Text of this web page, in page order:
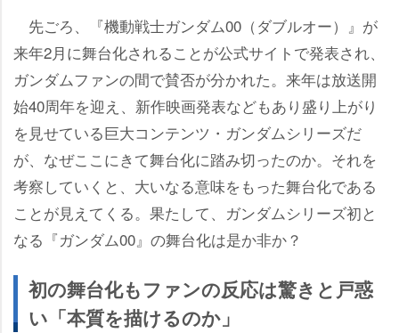
先ごろ、『機動戦士ガンダム00（ダブルオー）』が
来年2月に舞台化されることが公式サイトで発表され、
ガンダムファンの間で賛否が分かれた。来年は放送開
始40周年を迎え、新作映画発表などもあり盛り上がり
を見せている巨大コンテンツ・ガンダムシリーズだ
が、なぜここにきて舞台化に踏み切ったのか。それを
考察していくと、大いなる意味をもった舞台化である
ことが見えてくる。果たして、ガンダムシリーズ初と
なる『ガンダム00』の舞台化は是か非か？
初の舞台化もファンの反応は驚きと戸惑
い「本質を描けるのか」